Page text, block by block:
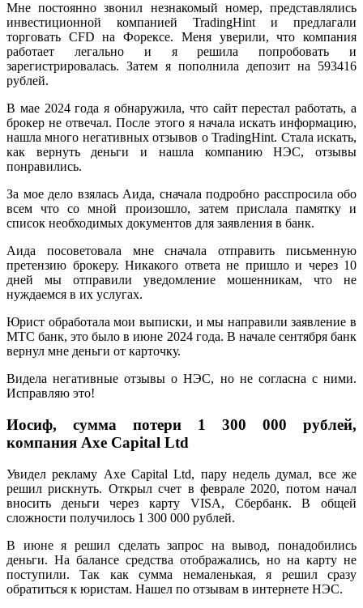
Мне постоянно звонил незнакомый номер, представлялись
инвестиционной компанией TradingHint и предлагали
торговать CFD на Форексе. Меня уверили, что компания
работает легально и я решила попробовать и
зарегистрировалась. Затем я пополнила депозит на 593416
рублей.
В мае 2024 года я обнаружила, что сайт перестал работать, а
брокер не отвечал. После этого я начала искать информацию,
нашла много негативных отзывов о TradingHint. Стала искать,
как вернуть деньги и нашла компанию НЭС, отзывы
понравились.
За мое дело взялась Аида, сначала подробно расспросила обо
всем что со мной произошло, затем прислала памятку и
список необходимых документов для заявления в банк.
Аида посоветовала мне сначала отправить письменную
претензию брокеру. Никакого ответа не пришло и через 10
дней мы отправили уведомление мошенникам, что не
нуждаемся в их услугах.
Юрист обработала мои выписки, и мы направили заявление в
МТС банк, это было в июне 2024 года. В начале сентября банк
вернул мне деньги от карточку.
Видела негативные отзывы о НЭС, но не согласна с ними.
Исправляю это!
Иосиф, сумма потери 1 300 000 рублей,
компания Axe Capital Ltd
Увидел рекламу Axe Capital Ltd, пару недель думал, все же
решил рискнуть. Открыл счет в феврале 2020, потом начал
вносить деньги через карту VISA, Сбербанк. В общей
сложности получилось 1 300 000 рублей.
В июне я решил сделать запрос на вывод, понадобились
деньги. На балансе средства отображались, но на карту не
поступили. Так как сумма немаленькая, я решил сразу
обратиться к юристам. Нашел по отзывам в интернете НЭС.